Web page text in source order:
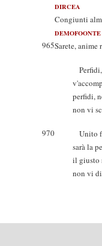
DIRCEA
Congiunti
DEMOFOONTE
965Sarete, anime
perfidi,
non vi
970
Unito
sarà la
il giusto
non vi